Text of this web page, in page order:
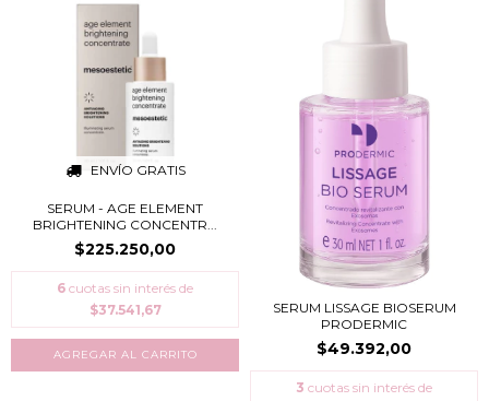
ENVÍO GRATIS
SERUM - AGE ELEMENT
BRIGHTENING CONCENTR...
$225.250,00
6 cuotas sin interés de
$37.541,67
SERUM LISSAGE BIOSERUM
PRODERMIC
$49.392,00
3 cuotas sin interés de